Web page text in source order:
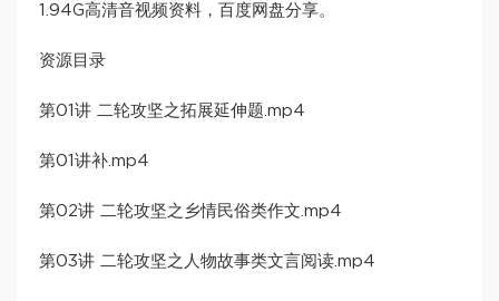
1.94G高清音视频资料，百度网盘分享。
资源目录
第01讲 二轮攻坚之拓展延伸题.mp4
第01讲补.mp4
第02讲 二轮攻坚之乡情民俗类作文.mp4
第03讲 二轮攻坚之人物故事类文言阅读.mp4